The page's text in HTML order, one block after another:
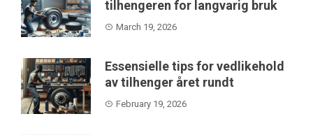
tilhengeren for langvarig bruk
March 19, 2026
Essensielle tips for vedlikehold
av tilhenger året rundt
February 19, 2026